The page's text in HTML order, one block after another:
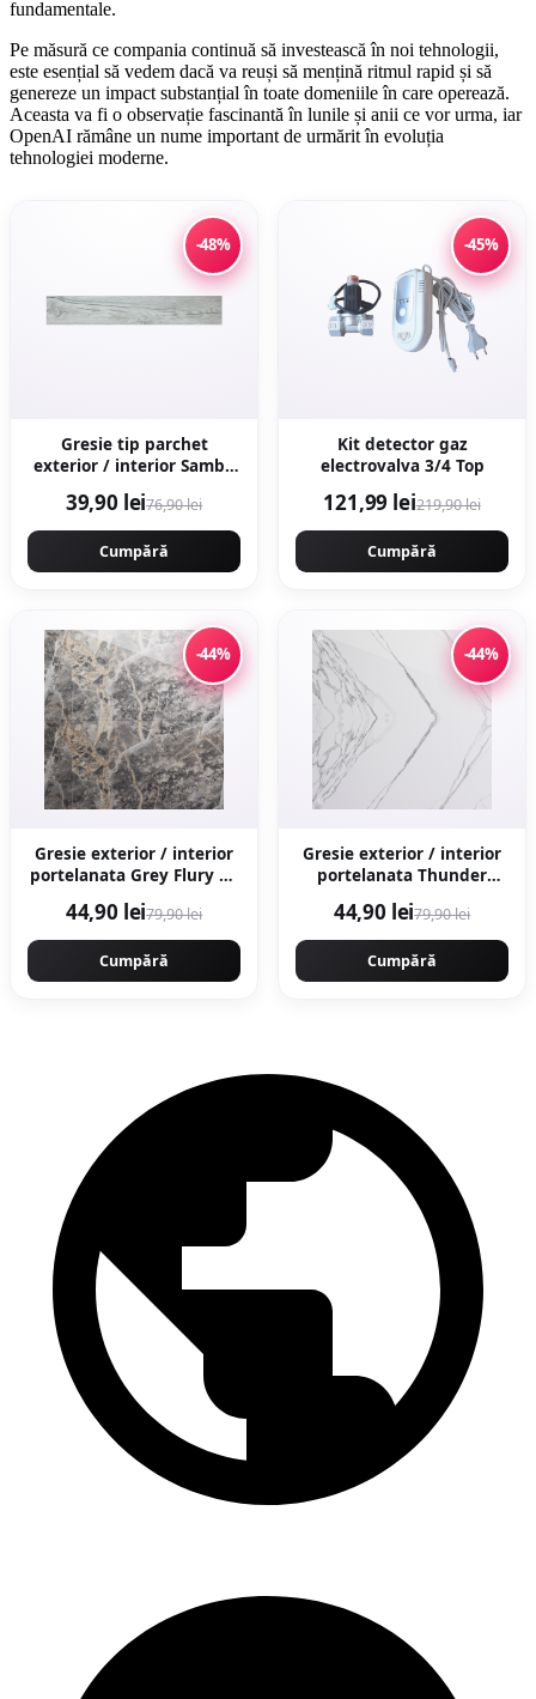
fundamentale.
Pe măsură ce compania continuă să investească în noi tehnologii,
este esențial să vedem dacă va reuși să mențină ritmul rapid și să
genereze un impact substanțial în toate domeniile în care operează.
Aceasta va fi o observație fascinantă în lunile și anii ce vor urma, iar
OpenAI rămâne un nume important de urmărit în evoluția
tehnologiei moderne.
-48%
Gresie tip parchet
exterior / interior Samba
portelanata
antiderapanta
39,90 lei76,90 lei
Cumpără
-45%
Kit detector gaz
electrovalva 3/4 Top
121,99 lei219,90 lei
Cumpără
-44%
Gresie exterior / interior
portelanata Grey Flury 60
rectificata tip marmura
44,90 lei79,90 lei
Cumpără
-44%
Gresie exterior / interior
portelanata Thunder
120 cm lucioasa
rectificata tip marmura
44,90 lei79,90 lei
Cumpără